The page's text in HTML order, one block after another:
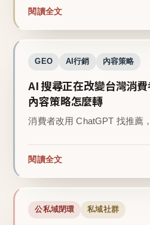
閱讀全文
GEO AI行銷 內容策略
AI 搜尋正在改變台灣消
內容策略怎麼轉
消費者改用 ChatGPT 找推薦
閱讀全文
公私域閉環 私域社群